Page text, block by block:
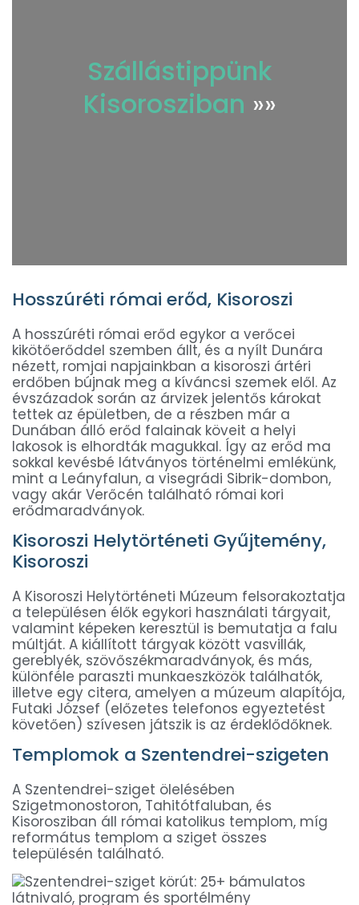
Szállástippünk
Kisorosziban »»
Hosszúréti római erőd, Kisoroszi
A hosszúréti római erőd egykor a verőcei
kikötőerőddel szemben állt, és a nyílt Dunára
nézett, romjai napjainkban a kisoroszi ártéri
erdőben bújnak meg a kíváncsi szemek elől. Az
évszázadok során az árvizek jelentős károkat
tettek az épületben, de a részben már a
Dunában álló erőd falainak köveit a helyi
lakosok is elhordták magukkal. Így az erőd ma
sokkal kevésbé látványos történelmi emlékünk,
mint a Leányfalun, a visegrádi Sibrik-dombon,
vagy akár Verőcén található római kori
erődmaradványok.
Kisoroszi Helytörténeti Gyűjtemény,
Kisoroszi
A Kisoroszi Helytörténeti Múzeum felsorakoztatja
a településen élők egykori használati tárgyait,
valamint képeken keresztül is bemutatja a falu
múltját. A kiállított tárgyak között vasvillák,
gereblyék, szövőszékmaradványok, és más,
különféle paraszti munkaeszközök találhatók,
illetve egy citera, amelyen a múzeum alapítója,
Futaki József (előzetes telefonos egyeztetést
követően) szívesen játszik is az érdeklődőknek.
Templomok a Szentendrei-szigeten
A Szentendrei-sziget ölelésében
Szigetmonostoron, Tahitótfaluban, és
Kisorosziban áll római katolikus templom, míg
református templom a sziget összes
településén található.